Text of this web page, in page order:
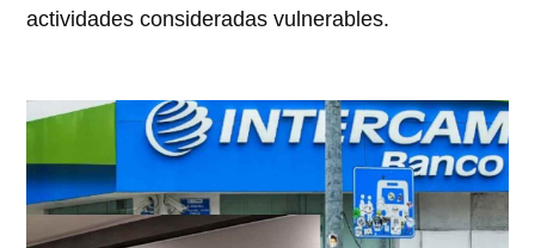
actividades consideradas vulnerables.